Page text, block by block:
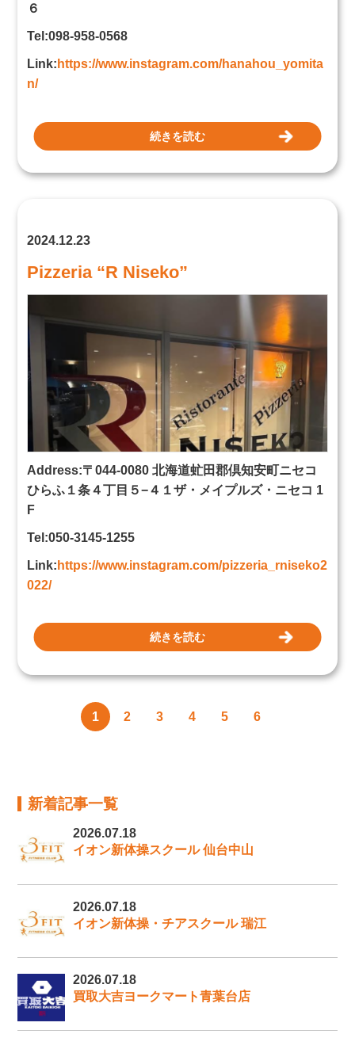
６
Tel:098-958-0568
Link: https://www.instagram.com/hanahou_yomita
n/
続きを読む
2024.12.23
Pizzeria “R Niseko”
Address:〒044-0080 北海道虻田郡倶知安町ニセコ
ひらふ１条４丁目５−４１ザ・メイプルズ・ニセコ 1
F
Tel:050-3145-1255
Link: https://www.instagram.com/pizzeria_rniseko2
022/
続きを読む
1 2 3 4 5 6
新着記事一覧
2026.07.18
イオン新体操スクール 仙台中山
2026.07.18
イオン新体操・チアスクール 瑞江
2026.07.18
買取大吉ヨークマート青葉台店